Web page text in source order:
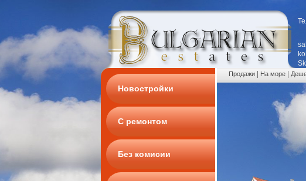
Новостройки
С ремонтом
Без комисии
Продажи На море